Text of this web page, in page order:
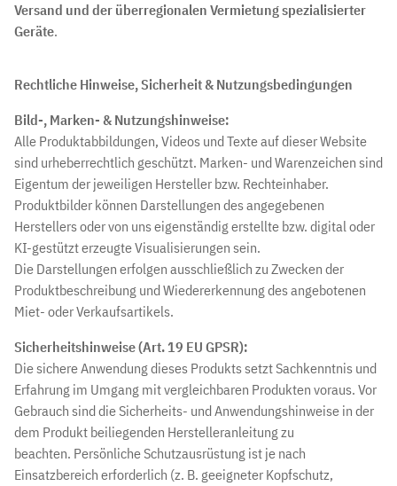
Versand und der überregionalen Vermietung spezialisierter
Geräte.
Rechtliche Hinweise, Sicherheit & Nutzungsbedingungen
Bild-, Marken- & Nutzungshinweise:
Alle Produktabbildungen, Videos und Texte auf dieser Website
sind urheberrechtlich geschützt. Marken- und Warenzeichen sind
Eigentum der jeweiligen Hersteller bzw. Rechteinhaber.
Produktbilder können Darstellungen des angegebenen
Herstellers oder von uns eigenständig erstellte bzw. digital oder
KI-gestützt erzeugte Visualisierungen sein.
Die Darstellungen erfolgen ausschließlich zu Zwecken der
Produktbeschreibung und Wiedererkennung des angebotenen
Miet- oder Verkaufsartikels.
Sicherheitshinweise (Art. 19 EU GPSR):
Die sichere Anwendung dieses Produkts setzt Sachkenntnis und
Erfahrung im Umgang mit vergleichbaren Produkten voraus. Vor
Gebrauch sind die Sicherheits- und Anwendungshinweise in der
dem Produkt beiliegenden Herstelleranleitung zu
beachten. Persönliche Schutzausrüstung ist je nach
Einsatzbereich erforderlich (z. B. geeigneter Kopfschutz,